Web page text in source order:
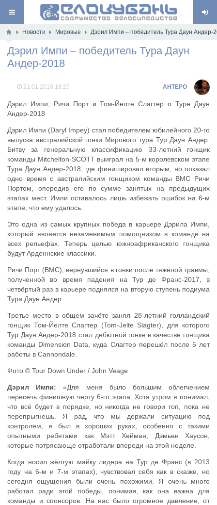
Новости Мировые Дэрил Импи – победитель Тура Даун Андер-
Дэрил Импи – победитель Тура Даун
Андер-2018
21.01.2018 18:25 AHTEPO
Дэрил Импи, Ричи Порт и Том-Йелте Слагтер о Туре Даун
Андер-2018
Дэрил Импи (Daryl Impey) стал победителем юбилейного 20-го
выпуска австралийской гонки Мирового тура Тур Даун Андер.
Битву за генеральную классификацию 33-летний гонщик
команды Mitchelton-SCOTT выиграл на 5-м королевском этапе
Тура Даун Андер-2018, где финишировал вторым, но показал
одно время с австралийским гонщиком команды BMC Ричи
Портом, опередив его по сумме занятых на предыдущих
этапах мест. Импи оставалось лишь избежать ошибок на 6-м
этапе, что ему удалось.
Это одна из самых крупных победа в карьере Дэрила Импи,
который является незаменимым помощником в команде на
всех рельефах. Теперь целью южноафриканского гонщика
будут Арденнские классики.
Ричи Порт (BMC), вернувшийся в гонки после тяжёлой травмы,
полученной во время падения на Тур де Франс-2017, в
четвёртый раз в карьере поднялся на вторую ступень подиума
Тура Даун Андер.
Третье место в общем зачёте занял 28-летний голландский
гонщик Том-Йелте Слагтер (Tom-Jelte Slagter), для которого
Тур Даун Андер-2018 стал дебютной гонке в качестве гонщика
команды Dimension Data, куда Слагтер перешёл после 5 лет
работы в Cannondale.
Фото © Tour Down Under / John Veage
Дэрил Импи: «Для меня было большим облегчением
пересечь финишную черту 6-го этапа. Хотя утром я понимал,
что всё будет в порядке, но никогда не говори гоп, пока не
перепрыгнешь. Я рад, что мы держали ситуацию под
контролем, я был в хороших руках, особенно с такими
опытными ребятами как Мэтт Хейман, Дэмьен Хаусон,
которые потрясающе отработали впереди на этой неделе.
Когда носил жёлтую майку лидера на Тур де Франс (в 2013
году на 6-м и 7-м этапах), чувствовал себя как в сказке, но
сегодня ощущения были очень похожими. Я очень много
работал ради этой победы, понимая, как она важна для
команды и спонсоров. На нас было огромное давление, от